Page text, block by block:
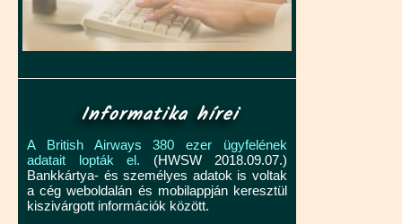
Informatika hírei
A British Airways 380 ezer ügyfelének
adatait lopták el. (HWSW 2018.09.07.)
Bankkártya- és személyes adatok is voltak
a cég weboldalán és mobilappján keresztül
kiszivárgott információk között.